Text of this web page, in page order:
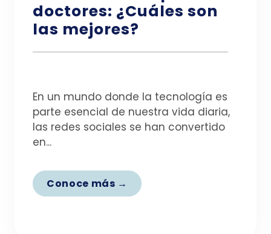
doctores: ¿Cuáles son
las mejores?
En un mundo donde la tecnología es
parte esencial de nuestra vida diaria,
las redes sociales se han convertido
en...
Conoce más →